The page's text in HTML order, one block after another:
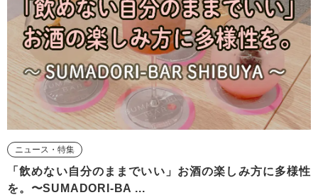
ニュース・特集
「飲めない自分のままでいい」お酒の楽しみ方に多様性
を。〜SUMADORI-BA ...